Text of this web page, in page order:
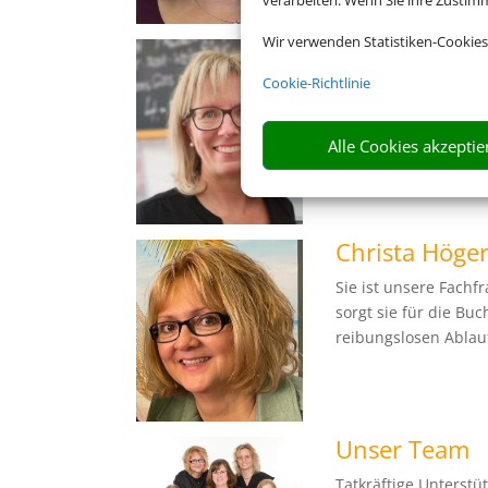
Wir verwenden Statistiken-
Cookie-Richtlinie
Alle Cookies
Simone
Seit Ihrer Lehre
und Kreuzfahrten.
Christa Höger
Sie ist unsere
sorgt sie für die
reibungslosen
Unser Team